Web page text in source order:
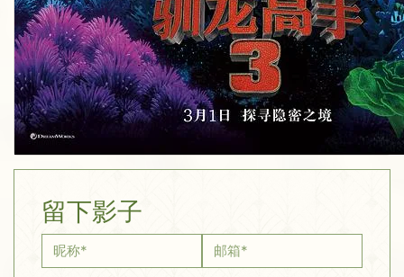
留下影子
昵称* 邮箱*